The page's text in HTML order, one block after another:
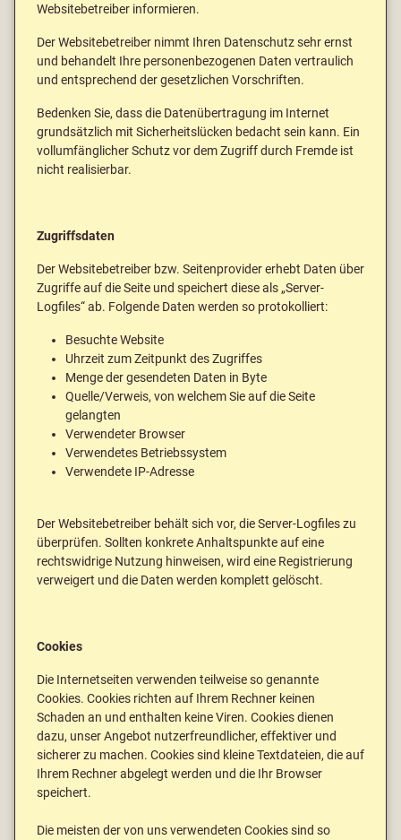
Websitebetreiber informieren.
Der Websitebetreiber nimmt Ihren Datenschutz sehr ernst
und behandelt Ihre personenbezogenen Daten vertraulich
und entsprechend der gesetzlichen Vorschriften.
Bedenken Sie, dass die Datenübertragung im Internet
grundsätzlich mit Sicherheitslücken bedacht sein kann. Ein
vollumfänglicher Schutz vor dem Zugriff durch Fremde ist
nicht realisierbar.
Zugriffsdaten
Der Websitebetreiber bzw. Seitenprovider erhebt Daten über
Zugriffe auf die Seite und speichert diese als „Server-
Logfiles“ ab. Folgende Daten werden so protokolliert:
Besuchte Website
Uhrzeit zum Zeitpunkt des Zugriffes
Menge der gesendeten Daten in Byte
Quelle/Verweis, von welchem Sie auf die Seite
gelangten
Verwendeter Browser
Verwendetes Betriebssystem
Verwendete IP-Adresse
Der Websitebetreiber behält sich vor, die Server-Logfiles zu
überprüfen. Sollten konkrete Anhaltspunkte auf eine
rechtswidrige Nutzung hinweisen, wird eine Registrierung
verweigert und die Daten werden komplett gelöscht.
Cookies
Die Internetseiten verwenden teilweise so genannte
Cookies. Cookies richten auf Ihrem Rechner keinen
Schaden an und enthalten keine Viren. Cookies dienen
dazu, unser Angebot nutzerfreundlicher, effektiver und
sicherer zu machen. Cookies sind kleine Textdateien, die auf
Ihrem Rechner abgelegt werden und die Ihr Browser
speichert.
Die meisten der von uns verwendeten Cookies sind so